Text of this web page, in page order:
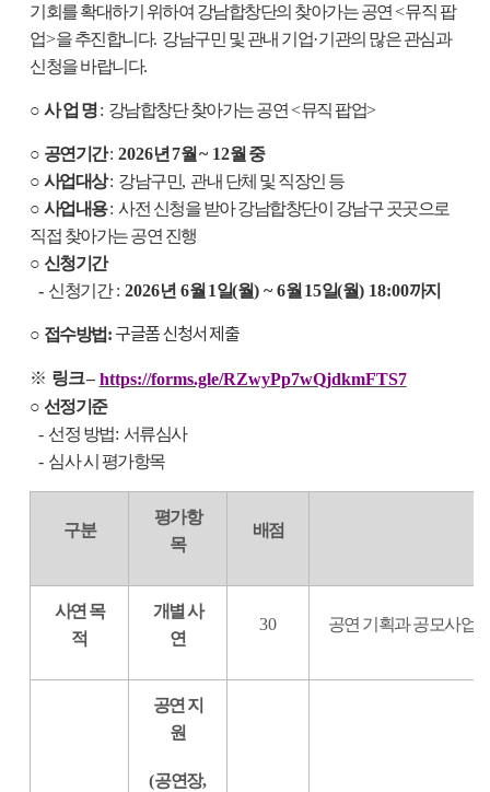
기회를 확대하기 위하여 강남합창단의 찾아가는 공연 <뮤직 팝
업>을 추진합니다. 강남구민 및 관내 기업·기관의 많은 관심과
신청을 바랍니다.
○ 사 업 명 : 강남합창단 찾아가는 공연 <뮤직 팝업>
○ 공연기간 : 2026년 7월 ~ 12월 중
○ 사업대상 : 강남구민, 관내 단체 및 직장인 등
○ 사업내용 : 사전 신청을 받아 강남합창단이 강남구 곳곳으로
직접 찾아가는 공연 진행
○ 신청기간
- 신청기간: 2026년 6월 1일(월) ~ 6월 15일(월) 18:00까지
○ 접수방법: 구글폼 신청서 제출
※ 링크– https://forms.gle/RZwyPp7wQjdkmFTS7
○ 선정기준
- 선정 방법: 서류심사
- 심사 시 평가항목
구분
평가항
목
배점
사연 목
적
개별 사
연
30 공연 기획과 공모사업
공연 지
원
(공연장,